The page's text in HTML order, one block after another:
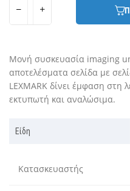
Μονή συσκευασία imaging
αποτελέσματα σελίδα με
LEXMARK δίνει έμφαση στη
εκτυπωτή και αναλώσιμα.
Είδη
Κατασκευαστής